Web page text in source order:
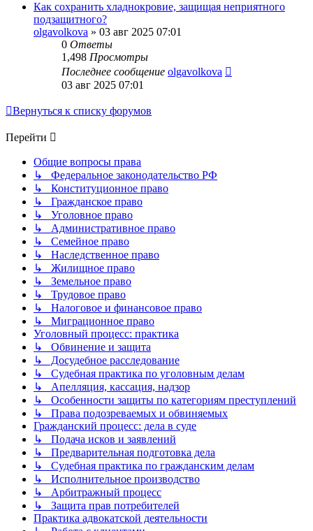
Как сохранить хладнокровие, защищая неприятного
подзащитного?
olgavolkova » 03 авг 2025 07:01
0 Ответы
1,498 Просмотры
Последнее сообщение olgavolkova
03 авг 2025 07:01
Вернуться к списку форумов
Перейти
Общие вопросы права
↳ Федеральное законодательство РФ
↳ Конституционное право
↳ Гражданское право
↳ Уголовное право
↳ Административное право
↳ Семейное право
↳ Наследственное право
↳ Жилищное право
↳ Земельное право
↳ Трудовое право
↳ Налоговое и финансовое право
↳ Миграционное право
Уголовный процесс: практика
↳ Обвинение и защита
↳ Досудебное расследование
↳ Судебная практика по уголовным делам
↳ Апелляция, кассация, надзор
↳ Особенности защиты по категориям преступлений
↳ Права подозреваемых и обвиняемых
Гражданский процесс: дела в суде
↳ Подача исков и заявлений
↳ Предварительная подготовка дела
↳ Судебная практика по гражданским делам
↳ Исполнительное производство
↳ Арбитражный процесс
↳ Защита прав потребителей
Практика адвокатской деятельности